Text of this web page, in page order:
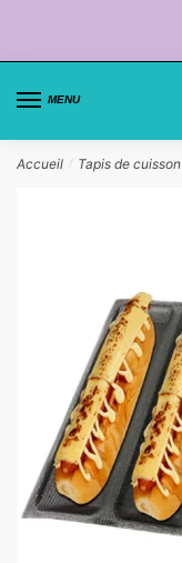
la
navigation
contenu
MENU
Accueil / Tapis de cuisson